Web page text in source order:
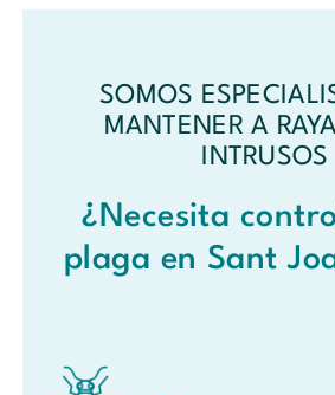
SOMOS
MANTENER A
INTRUSOS
¿Necesita
plaga en Sant